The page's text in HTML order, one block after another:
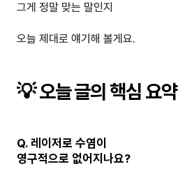
그게 정말 맞는 말인지
오늘 제대로 얘기해 볼게요.
💡 오늘 글의 핵심 요약
Q. 레이저로 수염이
영구적으로 없어지나요?